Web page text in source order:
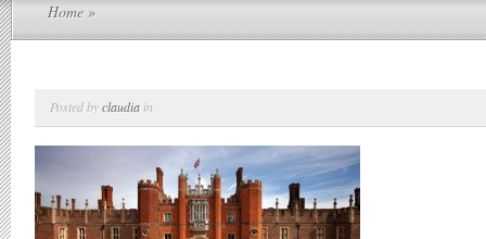
Home »
Posted byclaudia in